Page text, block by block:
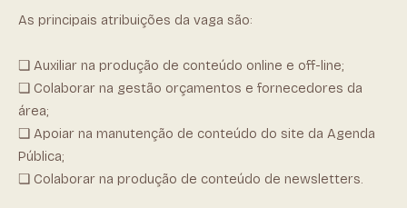
As principais atribuições da vaga são:
❏ Auxiliar na produção de conteúdo online e off-line;
❏ Colaborar na gestão orçamentos e fornecedores da
área;
❏ Apoiar na manutenção de conteúdo do site da Agenda
Pública;
❏ Colaborar na produção de conteúdo de newsletters.